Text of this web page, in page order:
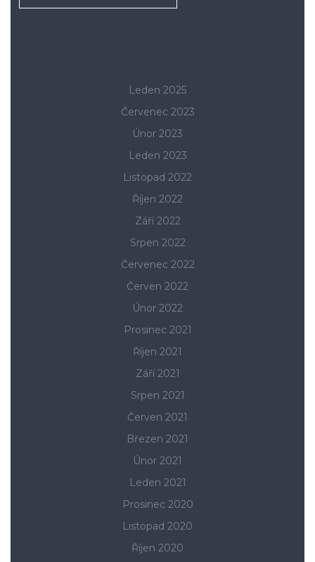
Leden 2025
Červenec 2023
Únor 2023
Leden 2023
Listopad 2022
Říjen 2022
Září 2022
Srpen 2022
Červenec 2022
Červen 2022
Únor 2022
Prosinec 2021
Říjen 2021
Září 2021
Srpen 2021
Červen 2021
Březen 2021
Únor 2021
Leden 2021
Prosinec 2020
Listopad 2020
Říjen 2020